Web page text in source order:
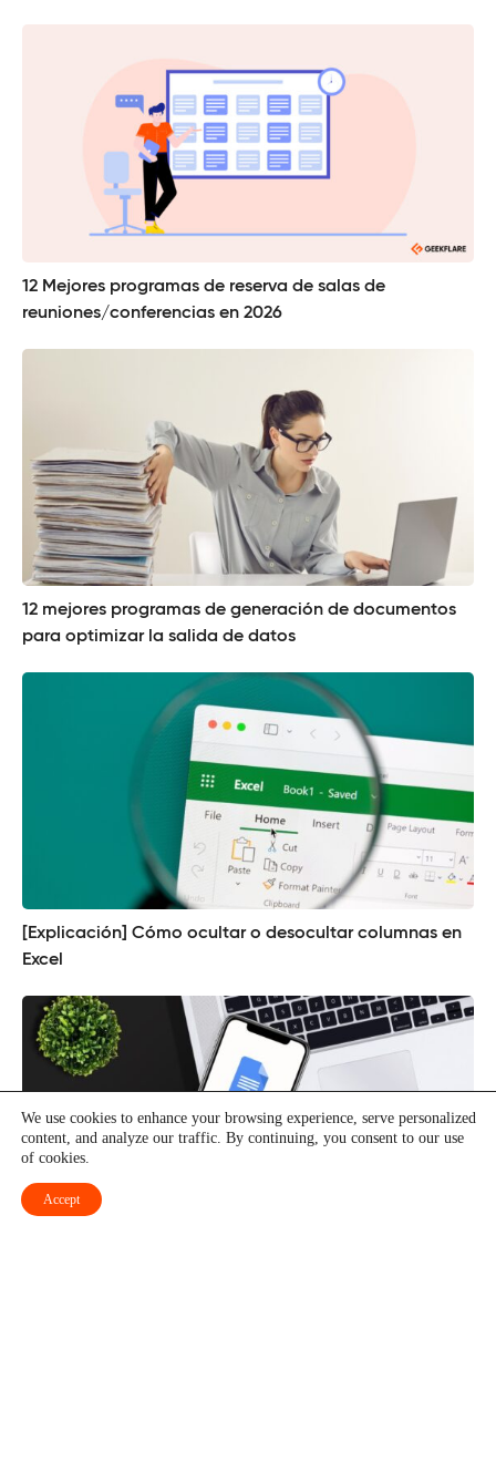
12 Mejores programas de reserva de salas de
reuniones/conferencias en 2026
12 mejores programas de generación de documentos
para optimizar la salida de datos
[Explicación] Cómo ocultar o desocultar columnas en
Excel
We use cookies to enhance your browsing experience, serve personalized
content, and analyze our traffic. By continuing, you consent to our use
of cookies.
Accept